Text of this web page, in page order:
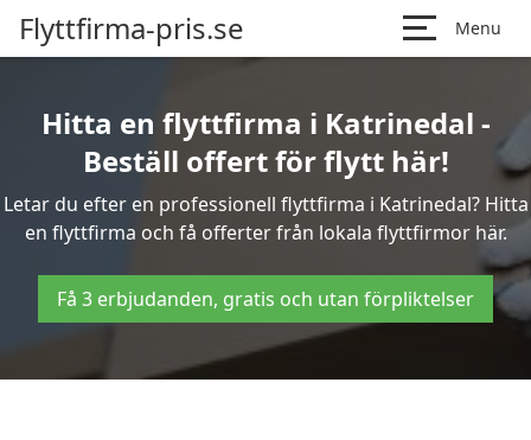
Flyttfirma-pris.se Menu
Hitta en flyttfirma i Katrinedal -
Beställ offert för flytt här!
Letar du efter en professionell flyttfirma i Katrinedal? Hitta
en flyttfirma och få offerter från lokala flyttfirmor här.
Få 3 erbjudanden, gratis och utan förpliktelser